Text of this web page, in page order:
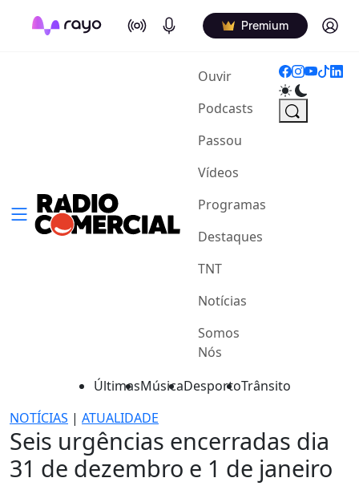
On Air Podcasts Premium Log in
Ouvir(current)
Podcasts
Passou
Vídeos
Programas
Destaques
TNT
Notícias
Somos
Nós
ÚltimasMúsicaDesportoTrânsito
NOTÍCIAS | ATUALIDADE
Seis urgências encerradas dia
31 de dezembro e 1 de janeiro